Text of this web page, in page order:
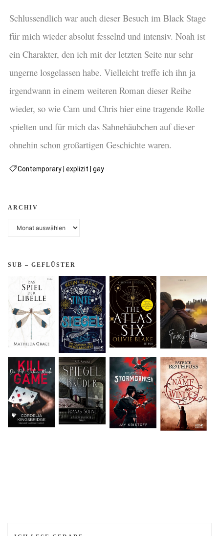
Schlussendlich war auch dieser Besuch im Black Stage
für mich wieder absolut fesselnd und intensiv. Noah ist
ein Charakter, den ich mit der letzten Seite nur sehr
ungerne losgelassen habe. Vielleicht treffe ich ihn ja
irgendwann in einem weiteren Roman dieser Reihe
wieder, so wie Cam und Chris hier eine tragende Rolle
spielten und für mich das Sahnehäubchen auf dieser
ohnehin schon großartigen Geschichte waren.
Contemporary |explizit |gay
ARCHIV
SUB – GEFLÜSTER